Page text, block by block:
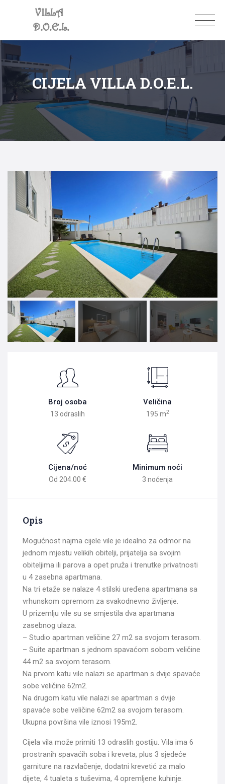
CIJELA VILLA D.O.E.L.
Broj osoba
13 odraslih
Veličina
195 m2
Cijena/noć
204.00 €
Minimum noći
3 noćenja
Opis
Mogućnost najma cijele vile je idealno za odmor na
jednom mjestu velikih obitelji, prijatelja sa svojim
obiteljima ili parova a opet pruža i trenutke privatnosti
u 4 zasebna apartmana.
Na tri etaže se nalaze 4 stilski uređena apartmana sa
vrhunskom opremom za svakodnevno življenje.
U prizemlju vile su se smjestila dva apartmana
zasebnog ulaza.
– Studio apartman veličine 27 m2 sa svojom terasom.
– Suite apartman s jednom spavaćom sobom veličine
44 m2 sa svojom terasom.
Na prvom katu vile nalazi se apartman s dvije spavaće
sobe veličine 62m2.
Na drugom katu vile nalazi se apartman s dvije
spavaće sobe veličine 62m2 sa svojom terasom.
Ukupna površina vile iznosi 195m2.
Cijela vila može primiti 13 odraslih gostiju. Vila ima 6
prostranih spavaćih soba i kreveta, plus 3 sjedeće
garniture na razvlačenje, dodatni krevetić za malo
dijete, 4 tualeta s tuševima, 4 opremljene kuhinje.